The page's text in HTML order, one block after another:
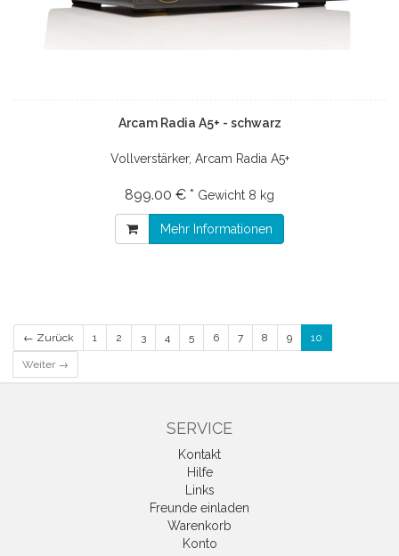
Arcam Radia A5+ - schwarz
Vollverstärker, Arcam Radia A5+
899.00 € * Gewicht 8 kg
Mehr Informationen
← Zurück 1 2 3 4 5 6 7 8 9 10
Weiter →
SERVICE
Kontakt
Hilfe
Links
Freunde einladen
Warenkorb
Konto